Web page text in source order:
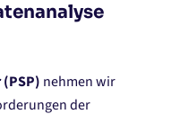
nehmen wir
der